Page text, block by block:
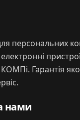
персональних
Гарантія
нами